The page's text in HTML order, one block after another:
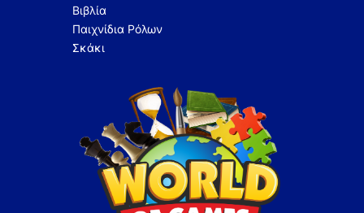
Βιβλία
Παιχνίδια Ρόλων
Σκάκι